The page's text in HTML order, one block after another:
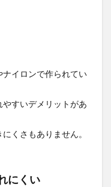
イロンで作られてい
すいデメリットがあ
くさもありません。
にくい